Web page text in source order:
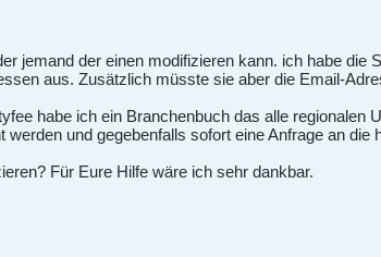
jemand der einen modifizieren kann. ich habe die
aus. Zusätzlich müsste sie aber die Email-
habe ich ein Branchenbuch das alle regionalen
und gegebenfalls sofort eine Anfrage an
Für Eure Hilfe wäre ich sehr dankbar.